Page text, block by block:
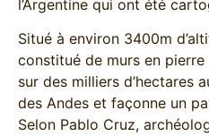
l’Argentine qui ont été
Situé à environ 3400m
constitué de murs en
sur des milliers d’hectares
des Andes et façonne un
Selon Pablo Cruz,